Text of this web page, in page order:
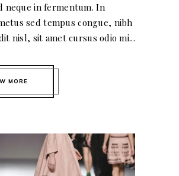
neque in fermentum. In
sed tempus congue, nibh
nisl, sit amet cursus odio mi...
MORE